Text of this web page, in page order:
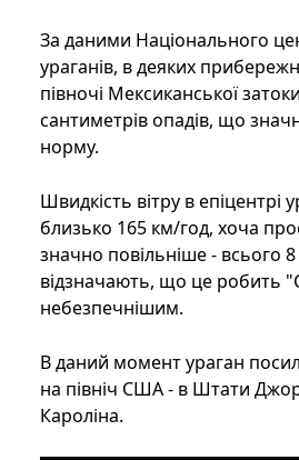
За даними Національного
ураганів, в деяких
півночі Мексиканської
сантиметрів опадів, що
норму.
Швидкість вітру в епіцентрі
близько 165 км/год, хоча
значно повільніше - всього
відзначають, що це робить
небезпечнішим.
В даний момент ураган
на північ США - в Штати
Кароліна.